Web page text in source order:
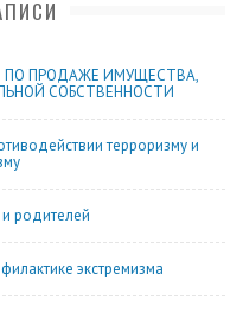
ПО ПРОДАЖЕ ИМУЩЕСТВА,
СОБСТВЕННОСТИ
терроризму и
родителей
экстремизма